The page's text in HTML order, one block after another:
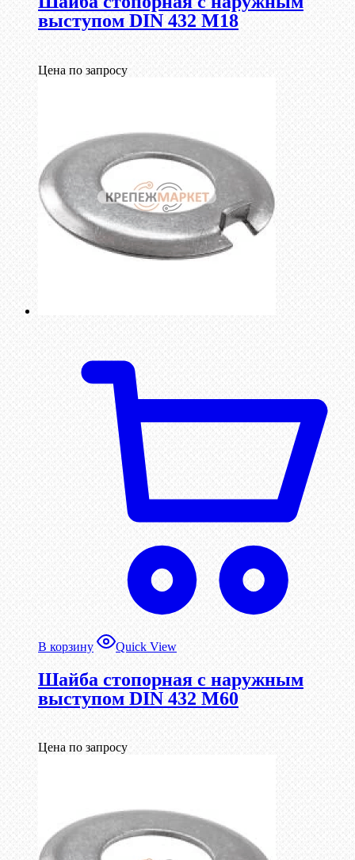
выступом DIN 432 М18
Цена по запросу
В корзину Quick View
Шайба стопорная с наружным
выступом DIN 432 М60
Цена по запросу